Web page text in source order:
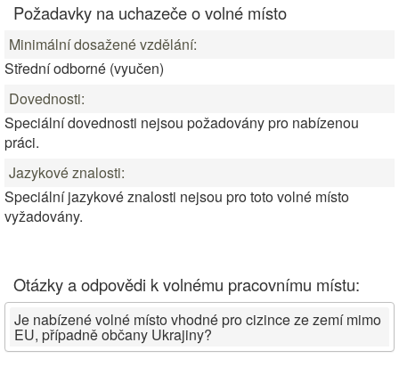
Požadavky na uchazeče o volné místo
Minimální dosažené vzdělání:
Střední odborné (vyučen)
Dovednosti:
Speciální dovednosti nejsou požadovány pro nabízenou
práci.
Jazykové znalosti:
Speciální jazykové znalosti nejsou pro toto volné místo
vyžadovány.
Otázky a odpovědi k volnému pracovnímu místu:
Je nabízené volné místo vhodné pro cizince ze zemí mimo
EU, případně občany Ukrajiny?